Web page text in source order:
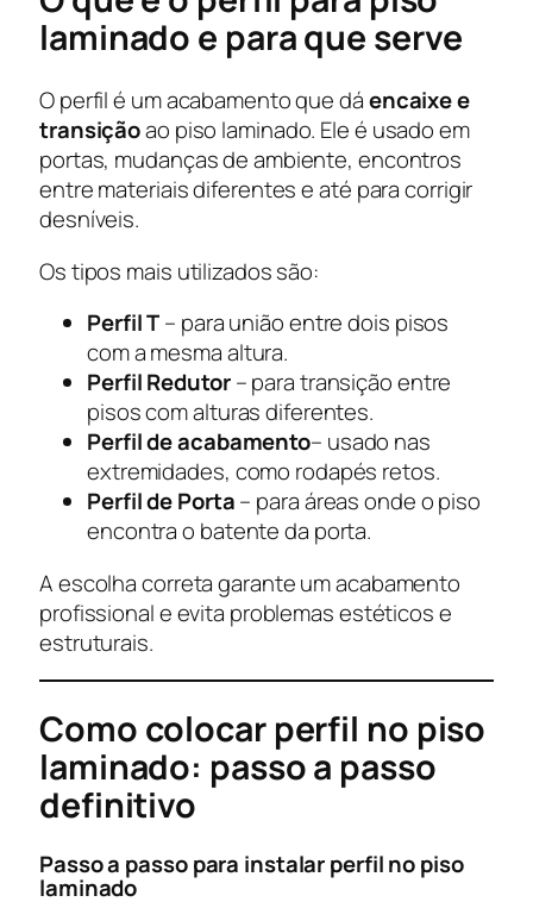
laminado e para que serve
O perfil é um acabamento que dáencaixe e
transiçãoao piso laminado. Ele é usado em
portas, mudanças de ambiente, encontros
entre materiais diferentes e até para corrigir
desníveis.
Os tipos mais utilizados são:
Perfil T– para união entre dois pisos
com a mesma altura.
Perfil Redutor– para transição entre
pisos com alturas diferentes.
Perfil de acabamento– usado nas
extremidades, como rodapés retos.
Perfil de Porta– para áreas onde o piso
encontra o batente da porta.
A escolha correta garante um acabamento
profissional e evita problemas estéticos e
estruturais.
Como colocar perfil no piso
laminado: passo a passo
definitivo
Passo a passo para instalar perfil no piso
laminado